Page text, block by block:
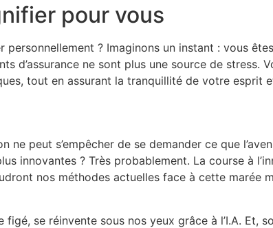
pour vous
? Imaginons un instant : vous
d’assurance ne sont plus une source de stress.
tout en assurant la tranquillité de votre esprit
peut s’empêcher de se demander ce que
innovantes ? Très probablement. La course à
nos méthodes actuelles face à cette marée
figé, se réinvente sous nos yeux grâce à l’I.A. Et,